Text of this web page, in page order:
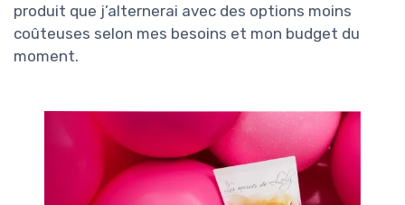
produit que j’alternerai avec des options moins
coûteuses selon mes besoins et mon budget du
moment.